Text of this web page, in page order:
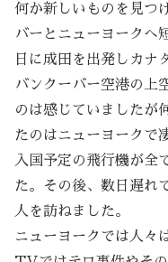
何か新しいものを見つ
バーとニューヨークへ
日に成田を出発しカナ
バンクーバー空港の上
のは感じていましたが
たのはニューヨークで
入国予定の飛行機が全
た。その後、数日遅れ
人を訪ねました。
ニューヨークでは人々